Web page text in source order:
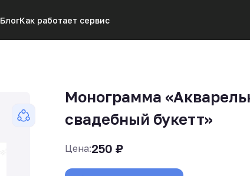
БлогКак работает сервис
Монограмма
свадебный букетт»
Цена:250 ₽